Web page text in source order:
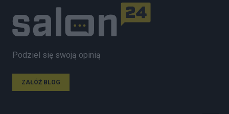
Podziel się swoją opinią
ZAŁÓŻ BLOG